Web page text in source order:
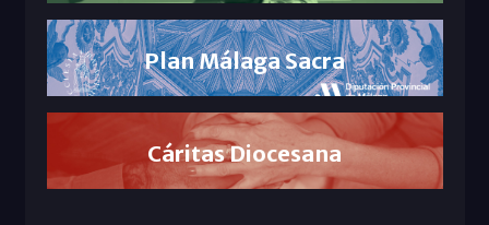
Plan Málaga Sacra
Cáritas Diocesana